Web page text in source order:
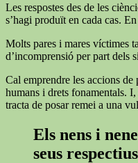
Les respostes des de les
s’hagi produït en cada cas.
Molts pares i mares víctimes
d’incomprensió per part dels
Cal emprendre les accions
humans i drets fonamentals.
tracta de posar remei a una
Els nens i
seus